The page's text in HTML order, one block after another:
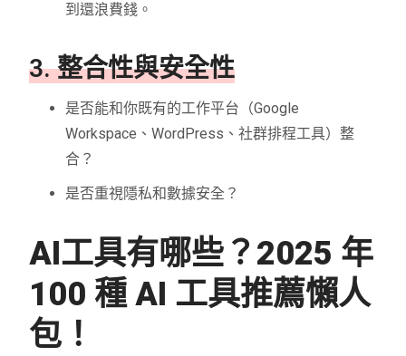
到還浪費錢。
3. 整合性與安全性
是否能和你既有的工作平台（Google
Workspace、WordPress、社群排程工具）整
合？
是否重視隱私和數據安全？
AI工具有哪些？2025 年
100 種 AI 工具推薦懶人
包！